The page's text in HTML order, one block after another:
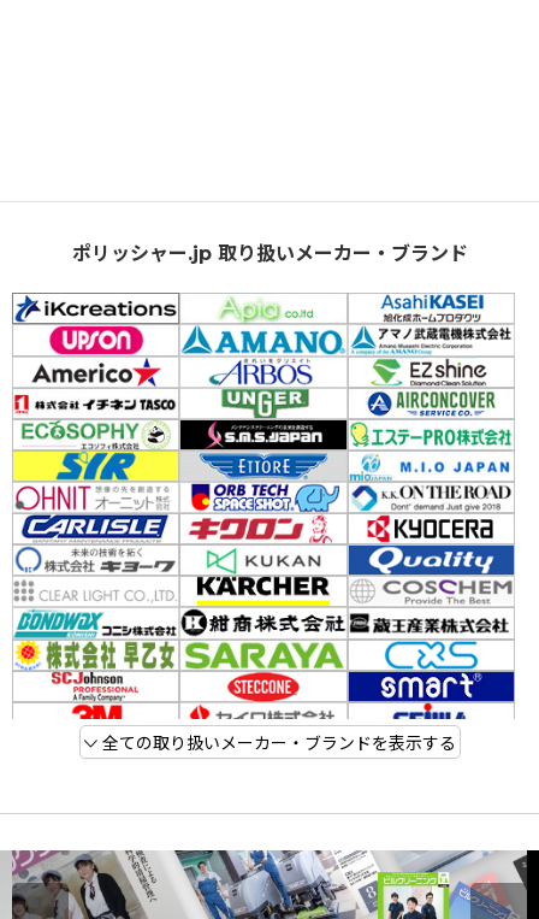
ポリッシャー.jp 取り扱いメーカー・ブランド
全ての取り扱いメーカー・ブランドを表示する